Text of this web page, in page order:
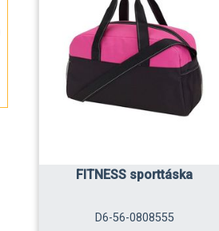
FITNESS sporttáska
D6-56-0808555